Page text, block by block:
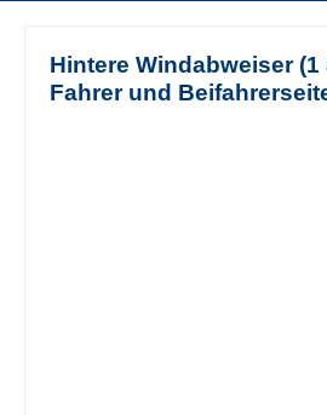
Hintere Windabweiser (1
Fahrer und